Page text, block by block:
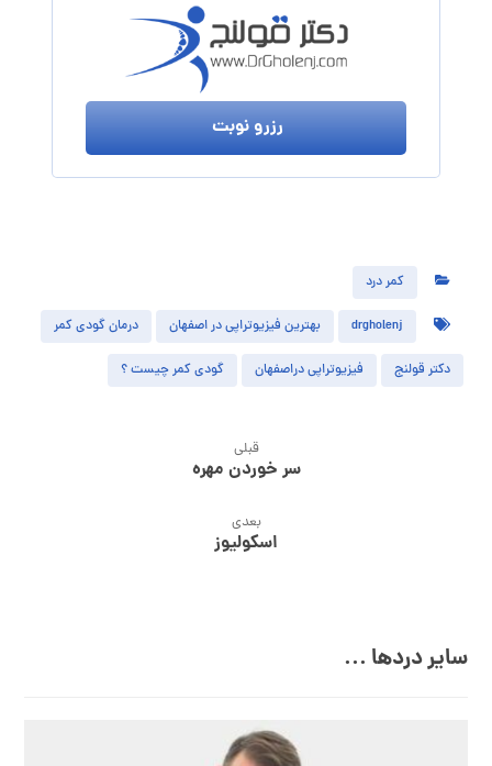
رزرو نوبت
کمر درد
drgholenj بهترین فیزیوتراپی در اصفهان درمان گودی کمر
دکتر قولنج فیزیوتراپی دراصفهان گودی کمر چیست ؟
قبلی
سر خوردن مهره
بعدی
اسکولیوز
سایر دردها ...